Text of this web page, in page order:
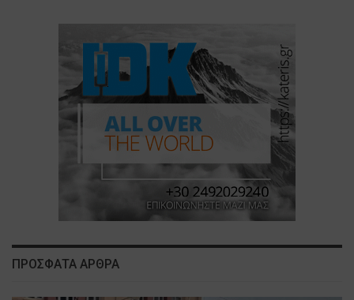
ΠΡΟΣΦΑΤΑ ΑΡΘΡΑ